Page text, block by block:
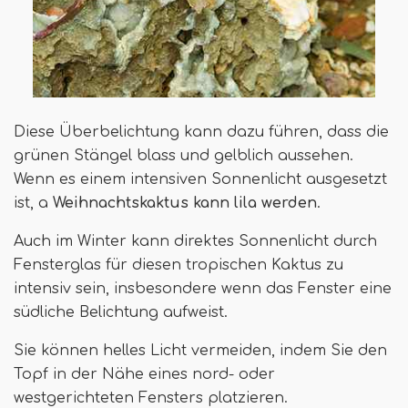
Diese Überbelichtung kann dazu führen, dass die
grünen Stängel blass und gelblich aussehen.
Wenn es einem intensiven Sonnenlicht ausgesetzt
ist, a Weihnachtskaktus kann lila werden.
Auch im Winter kann direktes Sonnenlicht durch
Fensterglas für diesen tropischen Kaktus zu
intensiv sein, insbesondere wenn das Fenster eine
südliche Belichtung aufweist.
Sie können helles Licht vermeiden, indem Sie den
Topf in der Nähe eines nord- oder
westgerichteten Fensters platzieren.